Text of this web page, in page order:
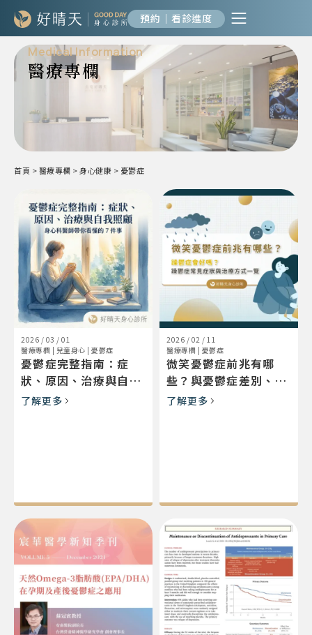
預約｜看診進度
Medical Information
醫療專欄
首頁 >醫療專欄 >身心健康 > 憂鬱症
2026 / 03 / 01
醫療專欄 | 兒童身心 | 憂鬱症
憂鬱症完整指南：症
狀、原因、治療與自我
照顧
了解更多
2026 / 02 / 11
醫療專欄 | 憂鬱症
微笑憂鬱症前兆有哪
些？與憂鬱症差別、測
試方法及診所推薦
了解更多